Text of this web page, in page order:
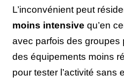
L’inconvénient peut
moins intensive qu’en
avec parfois des groupes
des équipements moins
pour tester l’activité sans